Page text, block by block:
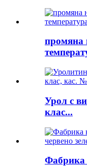
промяна
Урол с
клас...
Фабрика